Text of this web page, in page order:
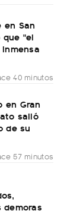
San
"el
40 minutos
en Gran
salió
de su
57 minutos